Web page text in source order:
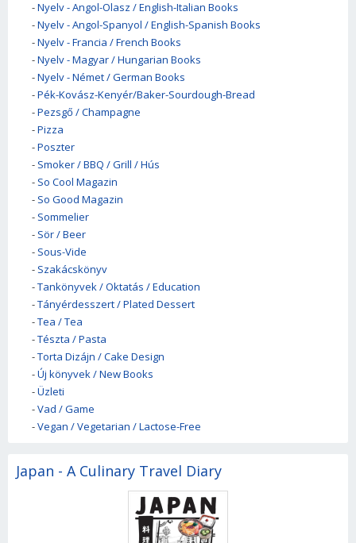
-Nyelv - Angol-Olasz / English-Italian Books
-Nyelv - Angol-Spanyol / English-Spanish Books
-Nyelv - Francia / French Books
-Nyelv - Magyar / Hungarian Books
-Nyelv - Német / German Books
-Pék-Kovász-Kenyér/Baker-Sourdough-Bread
-Pezsgő / Champagne
-Pizza
-Poszter
- Smoker / BBQ / Grill / Hús
- So Cool Magazin
- So Good Magazin
- Sommelier
- Sör / Beer
- Sous-Vide
- Szakácskönyv
-Tankönyvek / Oktatás / Education
-Tányérdesszert / Plated Dessert
-Tea / Tea
-Tészta / Pasta
-Torta Dizájn / Cake Design
-Új könyvek / New Books
-Üzleti
-Vad / Game
-Vegan / Vegetarian / Lactose-Free
Japan - A Culinary Travel Diary